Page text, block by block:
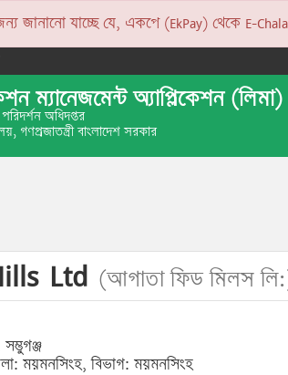
যাচ্ছে যে, একপে (EkPay) থেকে E-
ম্যানেজমেন্ট অ্যাপ্লিকেশন (লিমা)
অধিদপ্তর
গণপ্রজাতন্ত্রী বাংলাদেশ সরকার
Ltd (আগাতা ফিড মিলস
ময়মনসিংহ, বিভাগ: ময়মনসিংহ